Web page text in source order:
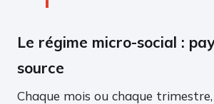
Le régime micro-social :
source
Chaque mois ou chaque